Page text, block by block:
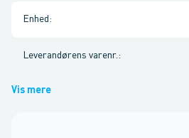
Enhed :
Leverandørens varenr. :
Vis mere